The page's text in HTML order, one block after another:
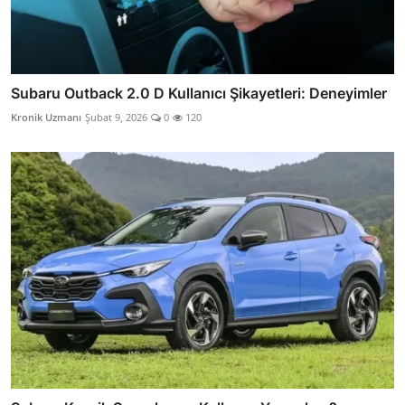
Subaru Outback 2.0 D Kullanıcı Şikayetleri: Deneyimler
Kronik Uzmanı Şubat 9, 2026 0 120